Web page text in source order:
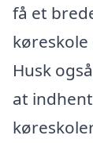
få et
Husk
at